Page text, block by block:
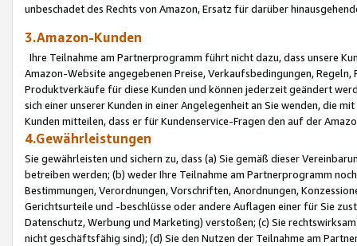
unbeschadet des Rechts von Amazon, Ersatz für darüber
3.Amazon-Kunden
Ihre Teilnahme am Partnerprogramm führt nicht dazu, dass unsere
Amazon-Website angegebenen Preise, Verkaufsbedingungen,
Produktverkäufe für diese Kunden und können jederzeit geändert
sich einer unserer Kunden in einer Angelegenheit an Sie wenden, die
Kunden mitteilen, dass er für Kundenservice-Fragen den auf der
4.Gewährleistungen
Sie gewährleisten und sichern zu, dass (a) Sie gemäß dieser
betreiben werden; (b) weder Ihre Teilnahme am Partnerprogramm
Bestimmungen, Verordnungen, Vorschriften, Anordnungen,
Gerichtsurteile und -beschlüsse oder andere Auflagen einer für Sie
Datenschutz, Werbung und Marketing) verstoßen; (c) Sie
nicht geschäftsfähig sind); (d) Sie den Nutzen der Teilnahme am